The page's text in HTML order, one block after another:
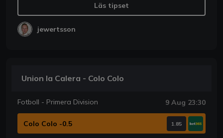
Läs tipset
jewertsson
Union la Calera - Colo Colo
Fotboll - Primera Division 9 Aug 23:30
Colo Colo -0.5 1.85